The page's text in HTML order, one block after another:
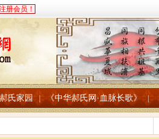
册会员！
郝氏家园 《中华郝氏网·血脉长歌》